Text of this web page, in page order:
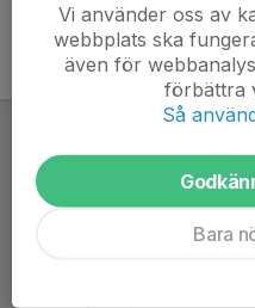
Vi använder oss av
webbplats ska
även för
förbättra
Så
Bara